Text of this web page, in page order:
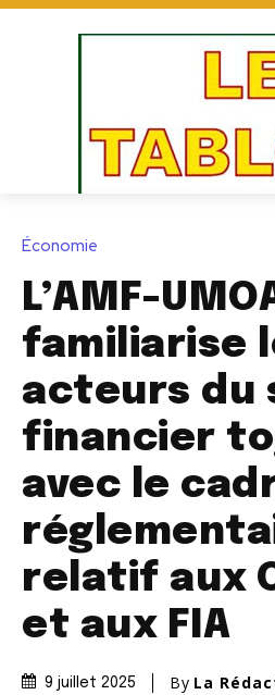
Économie
L’AMF-
familiarise
acteurs du
financier
avec le
relatif aux
et aux FIA
9 juillet 2025 By La